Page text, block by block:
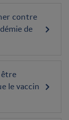
contre
de
le vaccin